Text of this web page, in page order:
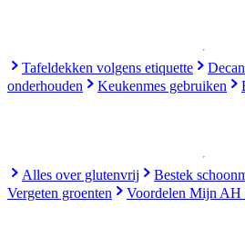
Tafeldekken volgens etiquette
onderhouden
Keukenmes gebruiken
Alles over glutenvrij Bestek
Vergeten groenten
Voordelen Mijn AH